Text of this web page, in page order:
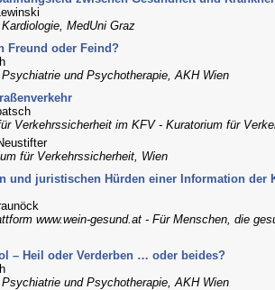
MedUni Graz
Freund oder Feind?
und Psychotherapie, AKH Wien
Verkehrssicherheit im KFV - Kuratorium für
für Verkehrssicherheit, Wien
und juristischen Hürden einer Information der
www.wein-gesund.at - Für Menschen, die
– Heil oder Verderben … oder beides?
und Psychotherapie, AKH Wien